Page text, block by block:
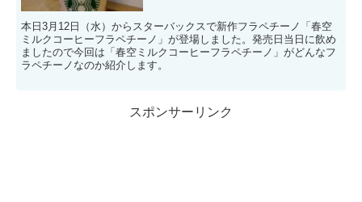
本日3月12日（水）からスターバックスで新作フラペチーノ「春空
ミルクコーヒーフラペチーノ」が登場しました。発売日当日に飲め
ましたので今回は「春空ミルクコーヒーフラペチーノ」がどんなフ
ラペチーノなのか紹介します。
スポンサーリンク